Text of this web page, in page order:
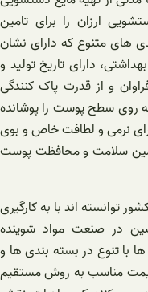
ارزان را برای تامین
های متنوع که دارای نشان
دارای تاریخ تولید و
و از قدرت پاک کنندگی
که روی سطح پوست را پوشانده
نرمی و لطافت خاص و بوی
سلامت و محافظت پوست
توانسته اند با به کارگیری
در صنعت مواد شوینده
با تنوع در بسته بندی ها و
قیمت مناسب به روش مستقیم